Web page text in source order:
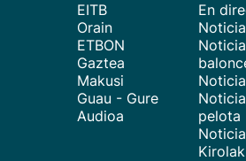
EITB
Orain
ETBON
Gaztea
Makusi
Guau - Gure
Audioa
En
pelota
Kirolak